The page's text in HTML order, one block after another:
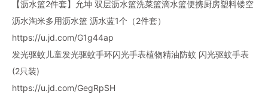
【沥水篮2件套】允坤 双层沥水篮洗菜篮滴水篮便携厨房塑料镂空
沥水淘米多用沥水篮 沥水蓝1个（2件套）
https://u.jd.com/G1g44ap
发光驱蚊儿童发光驱蚊手环闪光手表植物精油防蚊 闪光驱蚊手表
(2只装)
https://u.jd.com/GegRpSH